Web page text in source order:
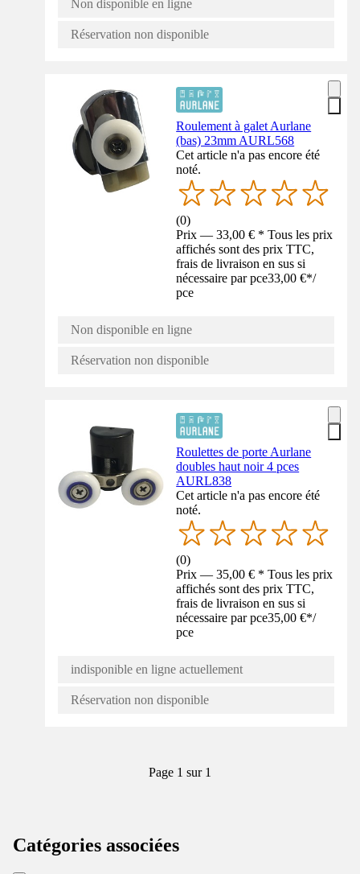
Non disponible en ligne
Réservation non disponible
Roulement à galet Aurlane
(bas) 23mm AURL568
Cet article n'a pas encore été
noté.
(0)
Prix — 33,00 € * Tous les prix
affichés sont des prix TTC,
frais de livraison en sus si
nécessaire par pce33,00 €*/
pce
Non disponible en ligne
Réservation non disponible
Roulettes de porte Aurlane
doubles haut noir 4 pces
AURL838
Cet article n'a pas encore été
noté.
(0)
Prix — 35,00 € * Tous les prix
affichés sont des prix TTC,
frais de livraison en sus si
nécessaire par pce35,00 €*/
pce
indisponible en ligne actuellement
Réservation non disponible
Page 1 sur 1
Catégories associées